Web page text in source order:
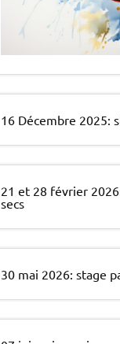
16 Décembre 2025:
21 et 28 février
secs
30 mai 2026: stage